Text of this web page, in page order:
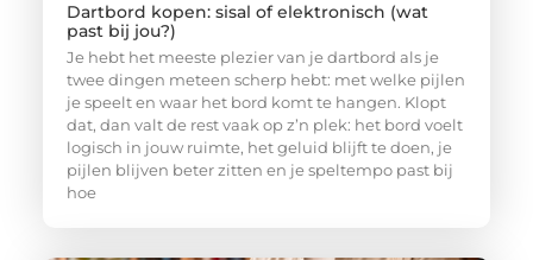
Dartbord kopen: sisal of elektronisch (wat
past bij jou?)
Je hebt het meeste plezier van je dartbord als je
twee dingen meteen scherp hebt: met welke pijlen
je speelt en waar het bord komt te hangen. Klopt
dat, dan valt de rest vaak op z’n plek: het bord voelt
logisch in jouw ruimte, het geluid blijft te doen, je
pijlen blijven beter zitten en je speltempo past bij
hoe